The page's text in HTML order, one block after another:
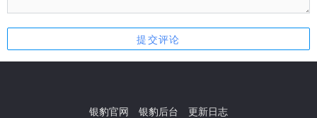
银豹官网 银豹后台 更新日志